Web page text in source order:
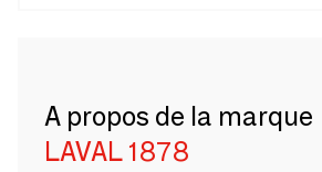
A propos de la marque
LAVAL 1878